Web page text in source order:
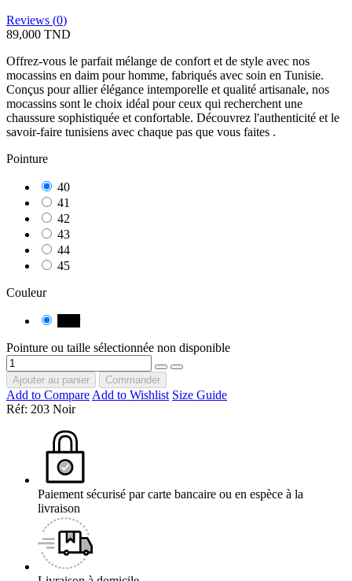
Reviews (0)
89,000 TND
Offrez-vous le parfait mélange de confort et de style avec nos
mocassins en daim pour homme, fabriqués avec soin en Tunisie.
Conçus pour allier élégance intemporelle et qualité artisanale, nos
mocassins sont le choix idéal pour ceux qui recherchent une
chaussure sophistiquée et confortable. Découvrez l'authenticité et le
savoir-faire tunisiens avec chaque pas que vous faites .
Pointure
40
41
42
43
44
45
Couleur
Pointure ou taille sélectionnée non disponible
Ajouter au panier Commander
Add to CompareAdd to Wishlist Size Guide
Réf: 203 Noir
Paiement sécurisé par carte bancaire ou en espèce à la
livraison